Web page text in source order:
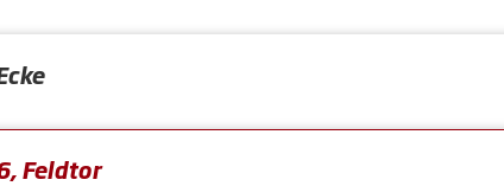
Feldtor